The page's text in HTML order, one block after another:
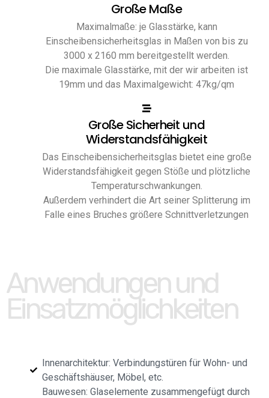
Große Maße
Maximalmaße: je Glasstärke, kann
Einscheibensicherheitsglas in Maßen von bis zu
3000 x 2160 mm bereitgestellt werden.
Die maximale Glasstärke, mit der wir arbeiten ist
19mm und das Maximalgewicht: 47kg/qm
Große Sicherheit und
Widerstandsfähigkeit
Das Einscheibensicherheitsglas bietet eine große
Widerstandsfähigkeit gegen Stöße und plötzliche
Temperaturschwankungen.
Außerdem verhindert die Art seiner Splitterung im
Falle eines Bruches größere Schnittverletzungen
Anwendungen und
Einsatzmöglichkeiten
Innenarchitektur: Verbindungstüren für Wohn- und
Geschäftshäuser, Möbel, etc.
Bauwesen: Glaselemente zusammengefügt durch